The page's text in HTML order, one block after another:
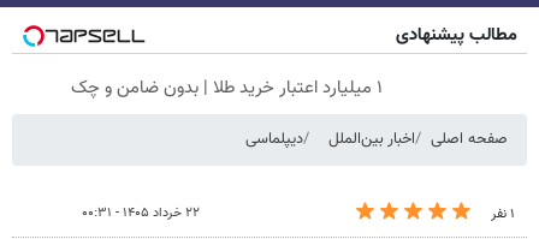
مطالب پیشنهادی
۱ میلیارد اعتبار خرید طلا | بدون ضامن و چک
صفحه اصلی اخبار بین‌الملل دیپلماسی
۱ نفر ۲۲ خرداد ۱۴۰۵ - ۰۰:۳۱